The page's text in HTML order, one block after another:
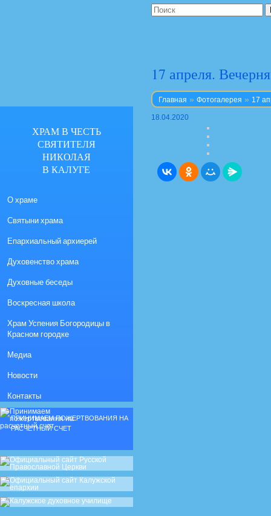
17 апреля.
Главная » Фотогалерея » 17
18.04.2020
ХРАМ В ЧЕСТЬ
СВЯТИТЕЛЯ
НИКОЛАЯ
В КАЛУГЕ
О храме
Святыни храма
Епархиальный архиерей
Духовенство храма
Духовные беседы
Воскресная школа
Храм Успения Богородицы в
Красном городке
Медиа
Новости
Контакты
ПРИНИМАЕМ ПОЖЕРТВОВАНИЯ НА
РАСЧЕТНЫЙ СЧЕТ